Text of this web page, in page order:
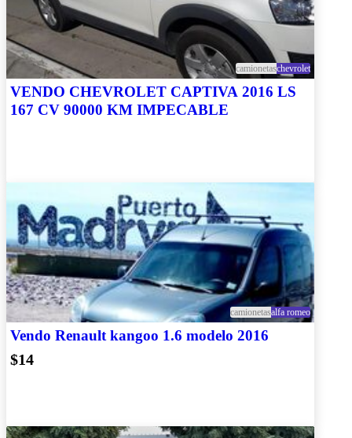
camionetaschevrolet
VENDO CHEVROLET CAPTIVA 2016 LS
167 CV 90000 KM IMPECABLE
camionetasalfa romeo
Vendo Renault kangoo 1.6 modelo 2016
$14